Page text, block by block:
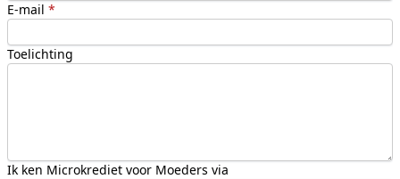
E-mail *
Toelichting
Ik ken Microkrediet voor Moeders via